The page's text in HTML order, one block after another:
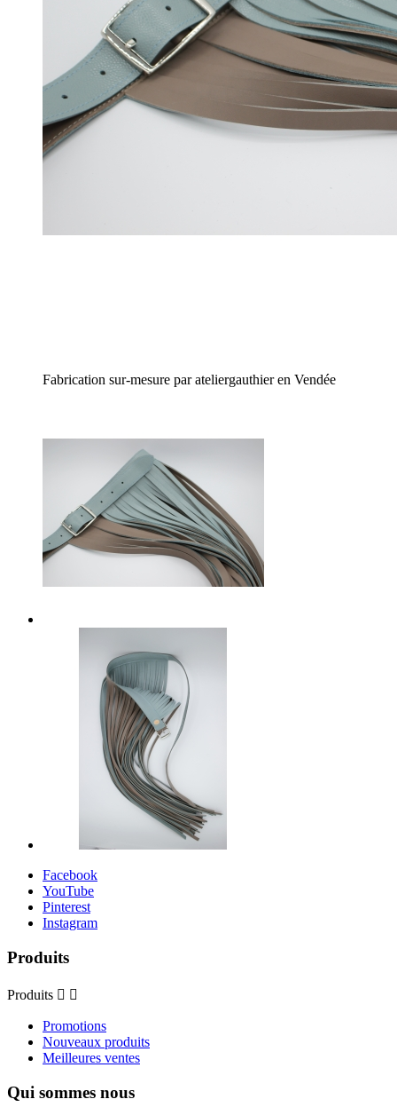
Fabrication sur-mesure par ateliergauthier en Vendée
Facebook
YouTube
Pinterest
Instagram
Produits
Produits  
Promotions
Nouveaux produits
Meilleures ventes
Qui sommes nous